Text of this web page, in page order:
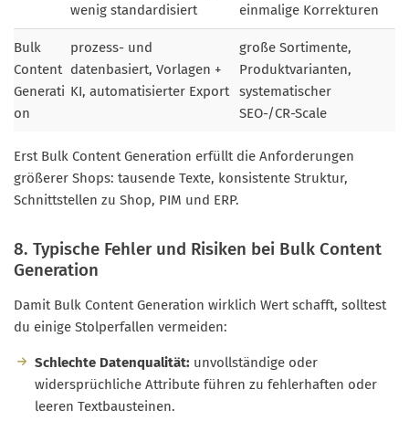
wenig standardisiert
einmalige Korrekturen
Bulk
Content
Generati
on
prozess- und
datenbasiert, Vorlagen +
KI, automatisierter Export
große Sortimente,
Produktvarianten,
systematischer
SEO-/CR-Scale
Erst Bulk Content Generation erfüllt die Anforderungen
größerer Shops: tausende Texte, konsistente Struktur,
Schnittstellen zu Shop, PIM und ERP.
8. Typische Fehler und Risiken bei Bulk Content
Generation
Damit Bulk Content Generation wirklich Wert schafft, solltest
du einige Stolperfallen vermeiden:
Schlechte Datenqualität: unvollständige oder
widersprüchliche Attribute führen zu fehlerhaften oder
leeren Textbausteinen.